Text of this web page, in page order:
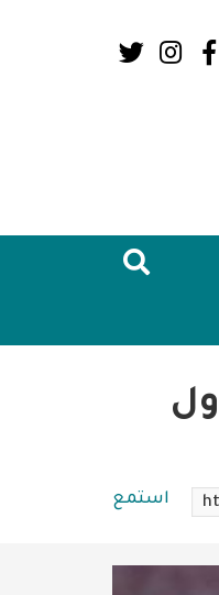
Social
استمع